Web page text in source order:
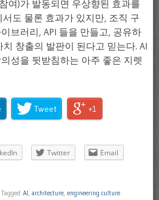
여)가 발동되면 우상향된 효과를
도 물론 효과가 있지만, 조직 구
브러리, API 들을 만들고, 공유하
창출의 발판이 된다고 믿는다. AI
성을 뒷받침하는 아주 좋은 지렛
Tweet +1
Twitter
Email
Tagged AI architecture engineering culture